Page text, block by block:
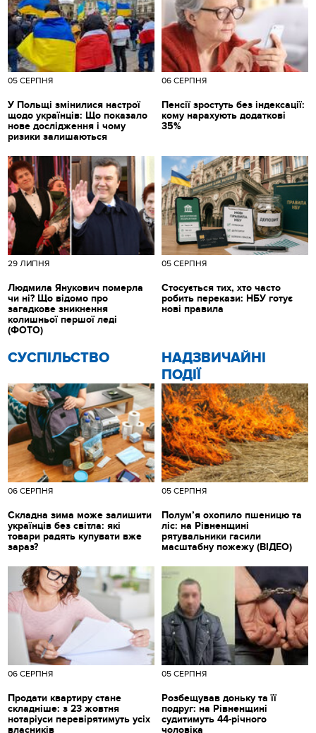
05 СЕРПНЯ
У Польщі змінилися настрої
щодо українців: Що показало
нове дослідження і чому
ризики залишаються
06 СЕРПНЯ
Пенсії зростуть без індексації:
кому нарахують додаткові
35%
CУСПІЛЬСТВО
06 СЕРПНЯ
Складна зима може залишити
українців без світла: які
товари радять купувати вже
зараз?
НАДЗВИЧАЙНІ
ПОДІЇ
05 СЕРПНЯ
Полум’я охопило пшеницю та
ліс: на Рівненщині
рятувальники гасили
масштабну пожежу (ВІДЕО)
29 ЛИПНЯ
Людмила Янукович померла
чи ні? Що відомо про
загадкове зникнення
колишньої першої леді
(ФОТО)
05 СЕРПНЯ
Стосується тих, хто часто
робить перекази: НБУ готує
нові правила
06 СЕРПНЯ
Продати квартиру стане
складніше: з 23 жовтня
нотаріуси перевірятимуть усіх
власників
05 СЕРПНЯ
Розбещував доньку та її
подруг: на Рівненщині
судитимуть 44-річного
чоловіка